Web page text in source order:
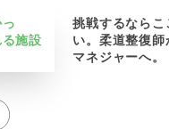
施設
挑戦するならこ
い。柔道整復
マネジャーへ。